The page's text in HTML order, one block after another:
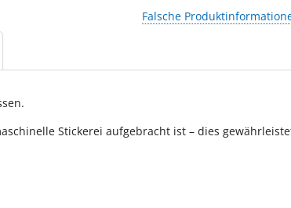
Falsche
Stickerei aufgebracht ist – dies